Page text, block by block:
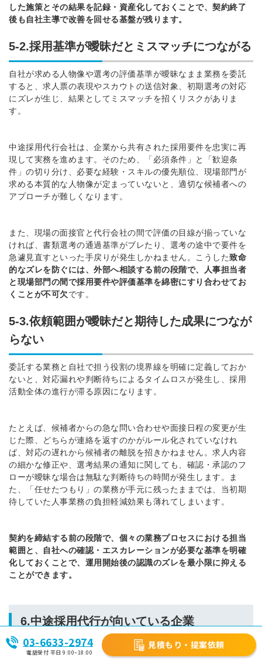
した施策とその結果を記録・資産化しておくことで、契約終了
後も自社主導で改善を回せる基盤が残ります。
5-2.採用基準が曖昧だとミスマッチにつながる
自社が求める人物像や選考の評価基準が曖昧なまま業務を委託
すると、求人票の表現やスカウトの送信対象、初期選考の対応
にズレが生じ、結果としてミスマッチを招くリスクがありま
す。
中途採用代行会社は、企業から共有された採用要件を忠実に再
現して実務を進めます。そのため、「必須条件」と「歓迎条
件」の切り分け、必要な経験・スキルの優先順位、現場部門が
求める本質的な人物像が定まっていないと、適切な候補者への
アプローチが難しくなります。
また、現場の面接官と代行会社の間で評価の目線が揃っていな
ければ、書類選考の通過基準がブレたり、選考の途中で要件を
急遽見直すといった手戻りが発生しかねません。こうした致命
的なズレを防ぐには、外部へ相談する前の段階で、人事担当者
と現場部門の間で採用要件や評価基準を綿密にすり合わせてお
くことが不可欠です。
5-3.依頼範囲が曖昧だと期待した成果につなが
らない
委託する業務と自社で担う役割の境界線を明確に定義しておか
ないと、対応漏れや判断待ちによるタイムロスが発生し、採用
活動全体の進行が滞る原因になります。
たとえば、候補者からの急な問い合わせや面接日程の変更が生
じた際、どちらが連絡を返すのかがルール化されていなけれ
ば、対応の遅れから候補者の離脱を招きかねません。求人内容
の細かな修正や、選考結果の通知に関しても、確認・承認のフ
ローが曖昧な場合は無駄な判断待ちの時間が発生します。ま
た、「任せたつもり」の業務が手元に残ったままでは、当初期
待していた人事業務の負担軽減効果も薄れてしまいます。
契約を締結する前の段階で、個々の業務プロセスにおける担当
範囲と、自社への確認・エスカレーションが必要な基準を明確
化しておくことで、運用開始後の認識のズレを最小限に抑える
ことができます。
6.中途採用代行が向いている企業
中途採用代行の導入が向いている企業は、日々の採用実務の負
03-6633-2974
電話受付 平日 9:00~18:00
見積もり・提案依頼